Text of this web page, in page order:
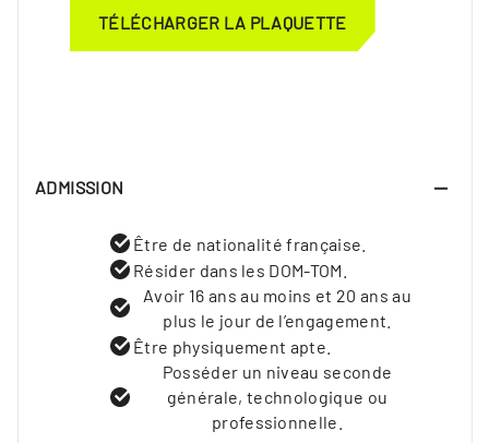
TÉLÉCHARGER LA PLAQUETTE
ADMISSION
Être de nationalité française.
Résider dans les DOM-TOM.
Avoir 16 ans au moins et 20 ans au
plus le jour de l’engagement.
Être physiquement apte.
Posséder un niveau seconde
générale, technologique ou
professionnelle.